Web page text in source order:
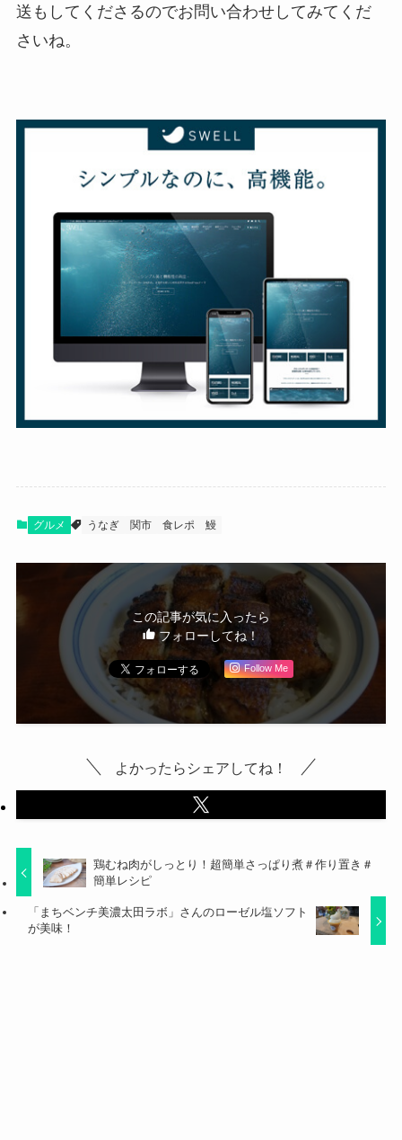
送もしてくださるのでお問い合わせしてみてくだ
さいね。
グルメ うなぎ 関市 食レポ 鰻
この記事が気に入ったら
フォローしてね！
Follow Me
よかったらシェアしてね！
鶏むね肉がしっとり！超簡単さっぱり煮＃作り置き＃
簡単レシピ
「まちベンチ美濃太田ラボ」さんのローゼル塩ソフト
が美味！